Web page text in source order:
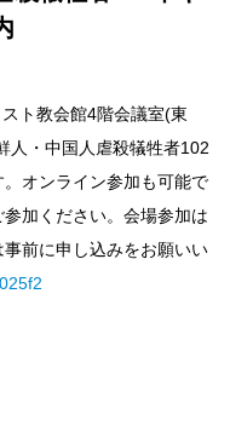
ト教会館4階会議室(東
人・中国人虐殺犠牲者102
オンライン参加も可能で
加ください。会場参加は
前に申し込みをお願いい